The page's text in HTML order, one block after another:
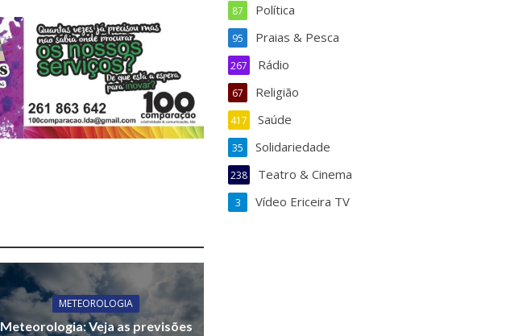
METEOROLOGIA
Meteorologia: Veja as previsões
Política
87
Praias & Pesca
95
Rádio
267
Religião
67
Saúde
417
Solidariedade
35
Teatro & Cinema
238
Vídeo Ericeira TV
3